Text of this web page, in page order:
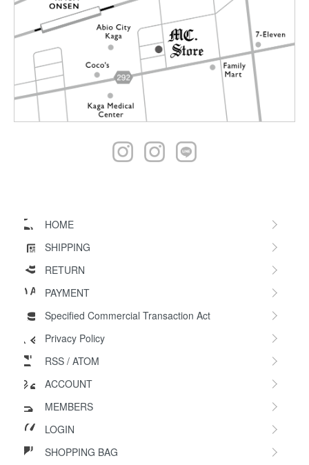
HOME
SHIPPING
RETURN
PAYMENT
Specified Commercial Transaction Act
Privacy Policy
RSS / ATOM
ACCOUNT
MEMBERS
LOGIN
SHOPPING BAG